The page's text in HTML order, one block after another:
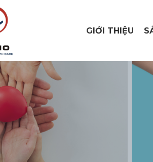
GIỚI THIỆU